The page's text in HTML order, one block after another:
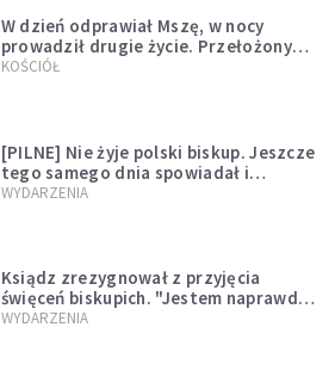
W dzień odprawiał Mszę, w nocy
prowadził drugie życie. Przełożony
kazał mu opuścić zakon
KOŚCIÓŁ
[PILNE] Nie żyje polski biskup. Jeszcze
tego samego dnia spowiadał i
sprawował Mszę świętą
WYDARZENIA
Ksiądz zrezygnował z przyjęcia
święceń biskupich. "Jestem naprawdę
niegodny"
WYDARZENIA